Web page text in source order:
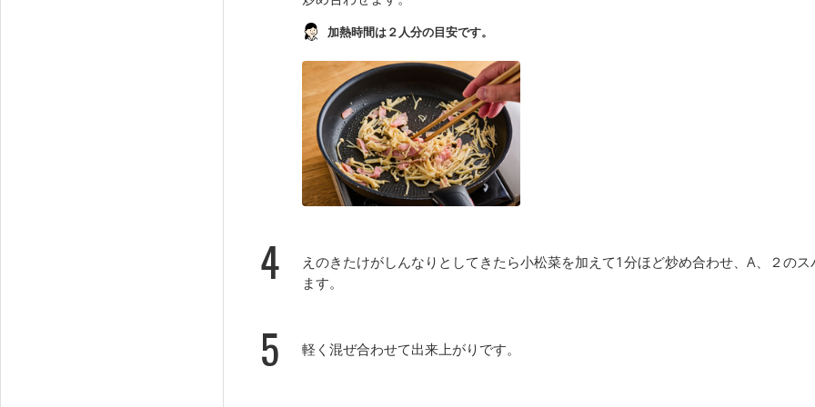
加熱時間は２人分の目安です。
4
えのきたけがしんなりとしてきたら小松菜を加えて1分ほど炒め合わせ、A、２のス
ます。
5 軽く混ぜ合わせて出来上がりです。